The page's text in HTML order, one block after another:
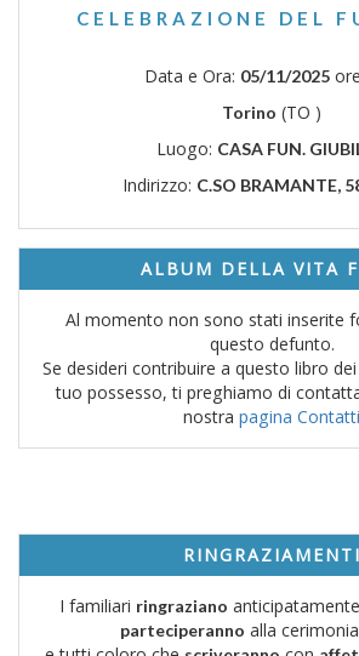
CELEBRAZIONE DEL
Data e Ora: 05/11/2025ore
Torino (TO )
Luogo: CASA FUN.
Indirizzo: C.SO BRAMANTE,
ALBUM DELLA VITA
Al momento non sono stati inserite
questo defunto.
Se desideri contribuire a questo libro
tuo possesso, ti preghiamo di
nostra pagina Contatti
RINGRAZIAMENTI
I familiari ringraziano
parteciperanno alla